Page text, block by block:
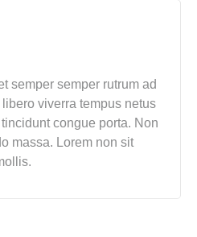
semper semper rutrum ad
viverra tempus netus
congue porta. Non
massa. Lorem non sit